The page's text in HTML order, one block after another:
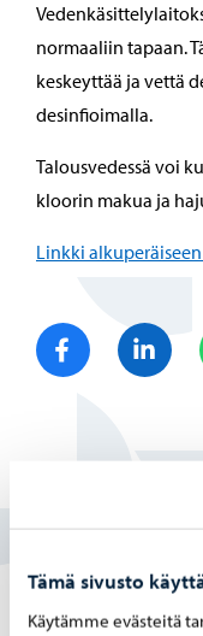
Tämä sivusto
Käytämme evästeitä
normaaliin tapaan.
keskeyttää ja vettä
desinfioimalla.
Talousvedessä voi
kloorin makua ja
Linkki
Jaa Facebook